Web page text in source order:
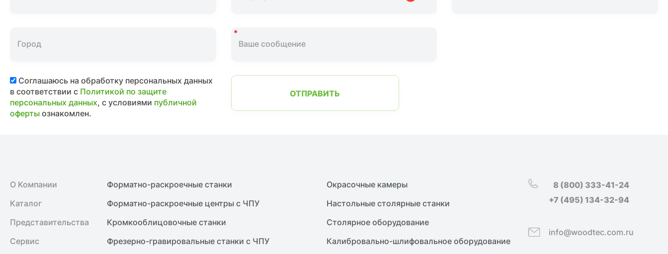
Соглашаюсь на обработку персональных данных
в соответствии с Политикой по защите
персональных данных, с условиями публичной
офертыознакомлен.
ОТПРАВИТЬ
О Компании
Каталог
Представительства
Сервис
Форматно-раскроечные станки
Форматно-раскроечные центры с ЧПУ
Кромкооблицовочные cтанки
Фрезерно-гравировальные станки с ЧПУ
Окрасочные камеры
Настольные столярные станки
Столярное оборудование
Калибровально-шлифовальное оборудование
8 (800) 333-41-24
+7 (495) 134-32-94
info@woodtec.com.ru